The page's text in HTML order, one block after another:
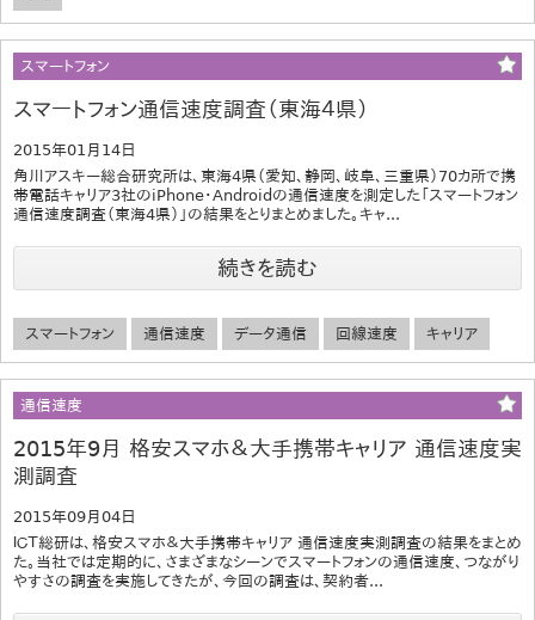
スマートフォン
スマートフォン通信速度調査（東海４県）
2015年01月14日
角川アスキー総合研究所は、東海4県（愛知、静岡、岐阜、三重県）70カ所で携
帯電話キャリア3社のiPhone・Androidの通信速度を測定した「スマートフォン
通信速度調査（東海4県）」の結果をとりまとめました。キャ...
続きを読む
スマートフォン 通信速度 データ通信 回線速度 キャリア
通信速度
2015年9月 格安スマホ＆大手携帯キャリア 通信速度実
測調査
2015年09月04日
ＩＣＴ総研は、格安スマホ＆大手携帯キャリア 通信速度実測調査の結果をまとめ
た。当社では定期的に、さまざまなシーンでスマートフォンの通信速度、つながり
やすさの調査を実施してきたが、今回の調査は、契約者...